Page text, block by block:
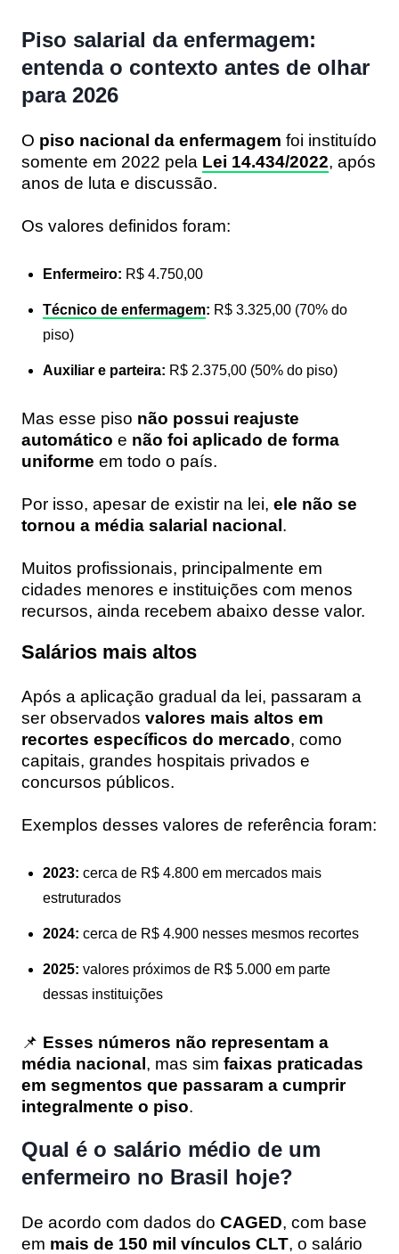
Piso salarial da enfermagem:
entenda o contexto antes de olhar
para 2026
O piso nacional da enfermagem foi instituído
somente em 2022 pela Lei 14.434/2022, após
anos de luta e discussão.
Os valores definidos foram:
Enfermeiro: R$ 4.750,00
Técnico de enfermagem: R$ 3.325,00 (70% do
piso)
Auxiliar e parteira: R$ 2.375,00 (50% do piso)
Mas esse piso não possui reajuste
automático e não foi aplicado de forma
uniforme em todo o país.
Por isso, apesar de existir na lei, ele não se
tornou a média salarial nacional.
Muitos profissionais, principalmente em
cidades menores e instituições com menos
recursos, ainda recebem abaixo desse valor.
Salários mais altos
Após a aplicação gradual da lei, passaram a
ser observados valores mais altos em
recortes específicos do mercado, como
capitais, grandes hospitais privados e
concursos públicos.
Exemplos desses valores de referência foram:
2023: cerca de R$ 4.800 em mercados mais
estruturados
2024: cerca de R$ 4.900 nesses mesmos recortes
2025: valores próximos de R$ 5.000 em parte
dessas instituições
📌 Esses números não representam a
média nacional, mas sim faixas praticadas
em segmentos que passaram a cumprir
integralmente o piso.
Qual é o salário médio de um
enfermeiro no Brasil hoje?
De acordo com dados do CAGED, com base
em mais de 150 mil vínculos CLT, o salário